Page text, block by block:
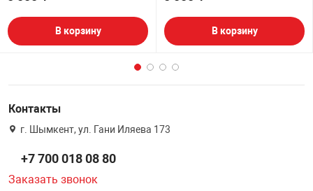
В корзину В корзину
Контакты
г. Шымкент, ул. Гани Иляева 173
+7 700 018 08 80
Заказать звонок